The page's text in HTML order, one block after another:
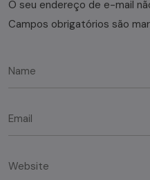
O seu endereço de e-mail
Campos obrigatórios são